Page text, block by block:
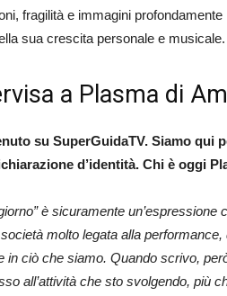
fragilità e immagini
sua crescita personale e
a Plasma di
su SuperGuidaTV. Siamo qui
d’identità. Chi è oggi
è sicuramente
molto legata alla
in ciò che siamo. Quando scrivo,
all’attività che sto svolgendo, più